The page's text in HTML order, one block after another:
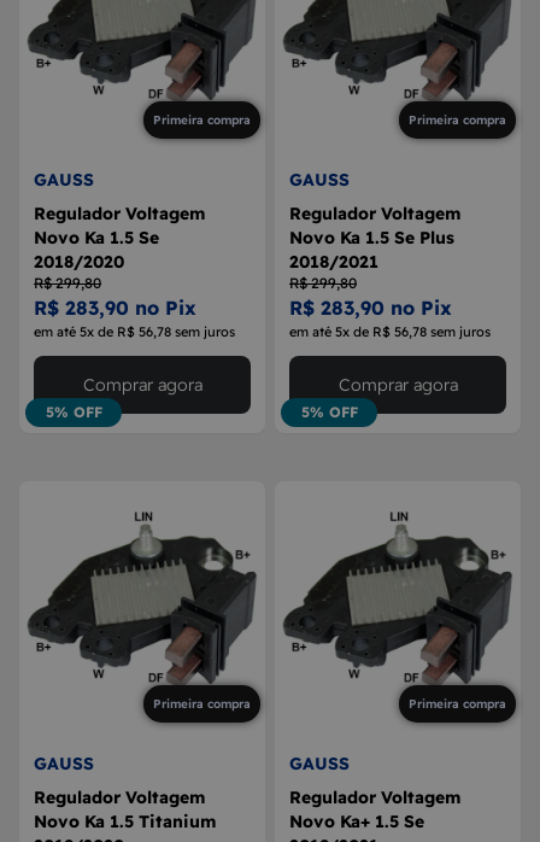
Primeira compra
GAUSS
Regulador Voltagem
Novo Ka 1.5 Se
2018/2020
R$ 299,80
R$ 283,90 no Pix
em até 5x de R$ 56,78 sem juros
5% OFF
Comprar agora
Primeira compra
GAUSS
Regulador Voltagem
Novo Ka 1.5 Se Plus
2018/2021
R$ 299,80
R$ 283,90 no Pix
em até 5x de R$ 56,78 sem juros
5% OFF
Comprar agora
Primeira compra
GAUSS
Regulador Voltagem
Novo Ka 1.5 Titanium
Primeira compra
GAUSS
Regulador Voltagem
Novo Ka+ 1.5 Se